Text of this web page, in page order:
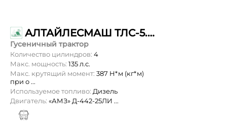
АЛТАЙЛЕСМАШ ТЛС-5.01 «БАРНАУЛЕЦ»
Гусеничный трактор
Количество цилиндров: 4
Макс. мощность: 135 л.с.
Макс. крутящий момент: 387 Н*м (кг*м)
при о ...
Используемое топливо: Дизель
Двигатель: «АМЗ» Д-442-25ЛИ ...